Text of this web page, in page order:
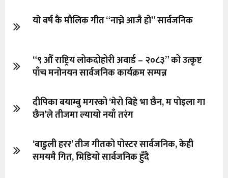
यो बर्ष कै मौलिक गीत “नाच्ने आजै हो” सार्वजनिक
“९ औँ राष्ट्रिय लोकदोहोरी अवार्ड – २०८३” को उत्कृष्ट
पाँच मनोनयन सार्वजनिक कार्यक्रम सम्पन्न
दीपिका बयाम्बु मगरको ‘मेरो बिहे भा छैन, म पोइला गा
छैन’ले तीजमा ल्यायो नयाँ तरंग
‘बाडुली हरर’ तीज गीतको पोस्टर सार्वजनिक, केही
समयमै गित, भिडियो सार्वजनिक हुँदै